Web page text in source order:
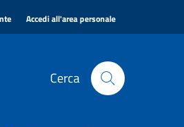
Accedi all'area personale
Cerca